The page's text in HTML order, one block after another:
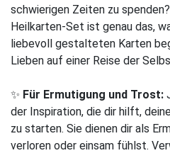
schwierigen Zeiten zu
Heilkarten-Set ist genau das,
liebevoll gestalteten Karten
Lieben auf einer Reise der
✨ Für Ermutigung und Trost:
der Inspiration, die dir hilft,
zu starten. Sie dienen dir als
verloren oder einsam fühlst.